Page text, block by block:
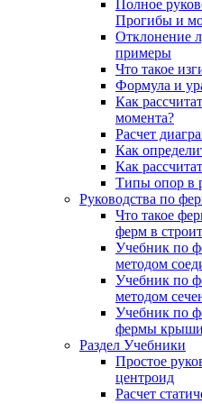
Полное
Прогибы и
Отклонение
примеры
Что такое
Формула и
Как
момента?
Расчет
Как
Как
Типы опор в
Руководства по
Что такое
ферм в
Учебник по
методом
Учебник по
методом
Учебник по
фермы крыши
Раздел Учебники
Простое
центроид
Расчет